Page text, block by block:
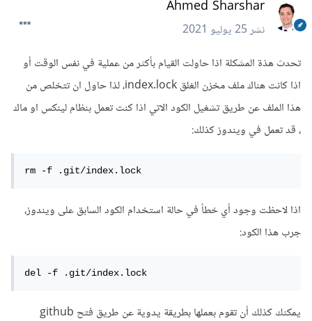
Ahmed Sharshar
نشر25 يوليو 2021
تحدث هذة المشكلة اذا حاولت القيام بأكثر من عملية في نفس الوقت أو
اذا كانت هناك ملف مخزن الغلق index.lock، لذا حاول ان تتخلص من
هذا الملف عن طريق تشغيل الكود الاتي اذا كنت تعمل بنظام لينكس او ماك
، قد تعمل في ويندوز كذلك:
rm -f .git/index.lock
اذا لاحظت وجود أي خطأ في حالة استخدام الكود السابق على ويندوز،
جرب هذا الكود:
del -f .git/index.lock
يمكنك كذلك أن تقوم بعملها بطريقة يدوية عن طريق فتح github